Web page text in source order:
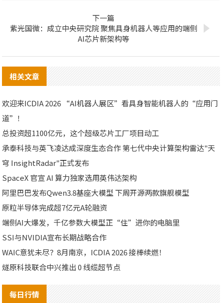
下一篇
紫光国微：成立中央研究院 聚焦具身机器人等应用的端侧
AI芯片新架构等
相关文章
欢迎来ICDIA 2026 “AI机器人展区”看具身智能机器人的“应用门
道”！
总投资超1100亿元，这个超级芯片工厂项目动工
承泰科技与英飞凌达成深度生态合作 第七代中央计算架构雷达"天
穹 InsightRadar"正式发布
SpaceX 官宣 AI 算力独家选用英伟达架构
阿里巴巴发布Qwen3.8基座大模型 下周开源两款旗舰模型
原粒半导体完成超7亿元A轮融资
端侧AI大爆发，千亿参数大模型正“住”进你的电脑里
SSI与NVIDIA宣布长期战略合作
WAIC意犹未尽？8月南京，ICDIA 2026 接棒续燃！
燧原科技联合中兴推出 0 线缆超节点
每日行情